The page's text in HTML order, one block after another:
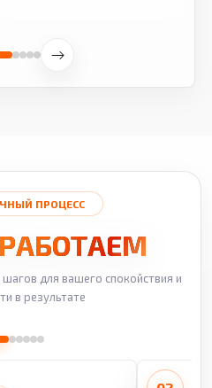
ПРОЦЕСС
РАБОТАЕМ
для вашего спокойствия и
в результате